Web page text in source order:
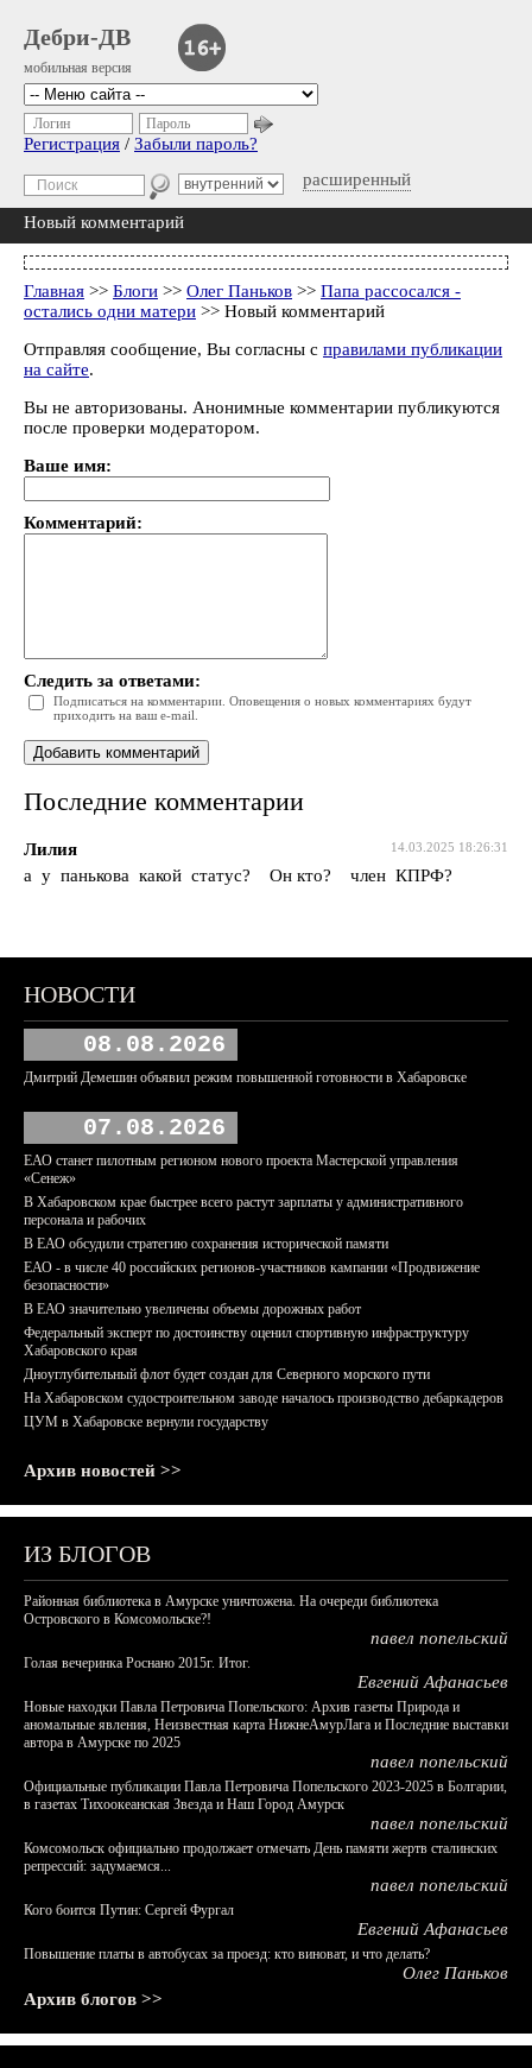
Дебри-ДВ
мобильная версия
расширенный
Логин Пароль
Регистрация / Забыли пароль?
Новый комментарий
Главная >> Блоги >> Олег Паньков >> Папа рассосался -
остались одни матери >> Новый комментарий
Отправляя сообщение, Вы согласны с правилами публикации
на сайте.
Вы не авторизованы. Анонимные комментарии публикуются
после проверки модератором.
Ваше имя:
Комментарий:
Следить за ответами:
Подписаться на комментарии. Оповещения о новых комментариях будут
приходить на ваш e-mail.
Последние комментарии
14.03.2025 18:26:31
Лилия
а у панькова какой статус? Он кто? член КПРФ?
НОВОСТИ
08.08.2026
Дмитрий Демешин объявил режим повышенной готовности в Хабаровске
07.08.2026
ЕАО станет пилотным регионом нового проекта Мастерской управления
«Сенеж»
В Хабаровском крае быстрее всего растут зарплаты у административного
персонала и рабочих
В ЕАО обсудили стратегию сохранения исторической памяти
ЕАО - в числе 40 российских регионов-участников кампании «Продвижение
безопасности»
В ЕАО значительно увеличены объемы дорожных работ
Федеральный эксперт по достоинству оценил спортивную инфраструктуру
Хабаровского края
Дноуглубительный флот будет создан для Северного морского пути
На Хабаровском судостроительном заводе началось производство дебаркадеров
ЦУМ в Хабаровске вернули государству
Архив новостей >>
ИЗ БЛОГОВ
Районная библиотека в Амурске уничтожена. На очереди библиотека
Островского в Комсомольске?!
павел попельский
Голая вечеринка Роснано 2015г. Итог.
Евгений Афанасьев
Новые находки Павла Петровича Попельского: Архив газеты Природа и
аномальные явления, Неизвестная карта НижнеАмурЛага и Последние выставки
автора в Амурске по 2025
павел попельский
Официальные публикации Павла Петровича Попельского 2023-2025 в Болгарии,
в газетах Тихоокеанская Звезда и Наш Город Амурск
павел попельский
Комсомольск официально продолжает отмечать День памяти жертв сталинских
репрессий: задумаемся...
павел попельский
Кого боится Путин: Сергей Фургал
Евгений Афанасьев
Повышение платы в автобусах за проезд: кто виноват, и что делать?
Олег Паньков
Архив блогов >>